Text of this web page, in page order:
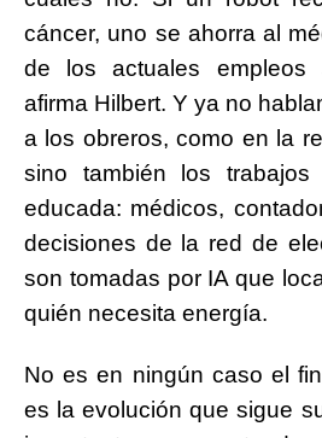
cáncer, uno se ahorra al
de los actuales empleos
afirma Hilbert. Y ya no
a los obreros, como en la
sino también los
educada: médicos,
decisiones de la red de
son tomadas por IA que
quién necesita energía.
No es en ningún caso el
es la evolución que sigue